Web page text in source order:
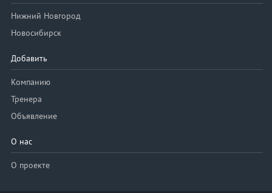
Нижний Новгород
Новосибирск
Добавить
Компанию
Тренера
Объявление
О нас
О проекте